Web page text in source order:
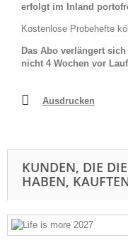
erfolgt im Inland
Kostenlose Probehefte
Das Abo verlängert
nicht 4 Wochen vor
Ausdrucken
KUNDEN, DIE
HABEN,